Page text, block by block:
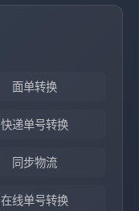
面单转换
快递单号转换
同步物流
在线单号转换